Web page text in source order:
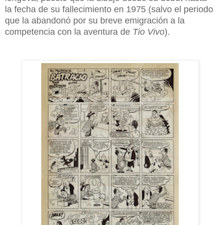
la fecha de su fallecimiento en 1975 (salvo el periodo
que la abandonó por su breve emigración a la
competencia con la aventura de Tio Vivo).